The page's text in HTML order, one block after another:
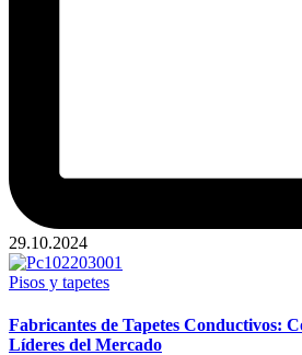
29.10.2024
Publicado
Pisos y tapetes
Fabricantes de Tapetes Conductivos:
Líderes del Mercado